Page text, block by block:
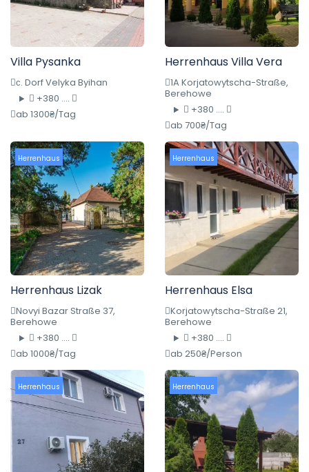
Villa Pysanka
с. Dorf Velyka Byihan
+380 ....
ab 1300₴/Tag
Herrenhaus Villa Vera
1A Korjatowytscha-Straße,
Berehowe
+380 ....
ab 700₴/Tag
Herrenhaus
Herrenhaus Lizak
Novyi Bazar Straße 37,
Berehowe
+380 ....
ab 1000₴/Tag
Herrenhaus
Herrenhaus Elsa
Korjatowytscha-Straße 21,
Berehowe
+380 ....
ab 250₴/Person
Herrenhaus Herrenhaus